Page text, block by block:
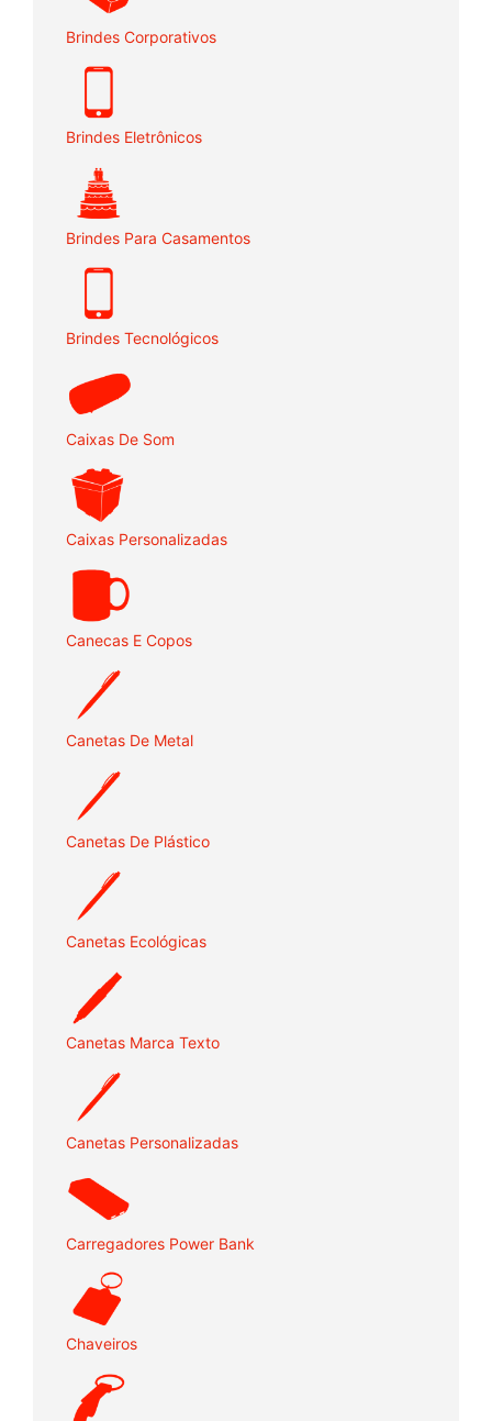
Brindes Corporativos
Brindes Eletrônicos
Brindes Para Casamentos
Brindes Tecnológicos
Caixas De Som
Caixas Personalizadas
Canecas E Copos
Canetas De Metal
Canetas De Plástico
Canetas Ecológicas
Canetas Marca Texto
Canetas Personalizadas
Carregadores Power Bank
Chaveiros